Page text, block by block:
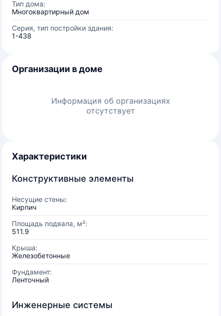
Тип дома:
Многоквартирный дом
Серия, тип постройки здания:
1-438
Организации в доме
Информация об организациях
отсутствует
Характеристики
Конструктивные элементы
Несущие стены:
Кирпич
Площадь подвала, м²:
511.9
Крыша:
Железобетонные
Фундамент:
Ленточный
Инженерные системы